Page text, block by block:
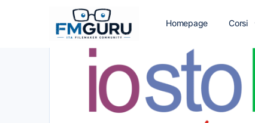
Homepage Corsi